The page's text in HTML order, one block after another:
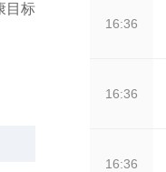
目标
16:36
16:36
16:36